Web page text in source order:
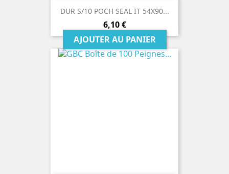
DUR S/10 POCH SEAL IT 54X90...
Prix
6,10 €
AJOUTER AU PANIER